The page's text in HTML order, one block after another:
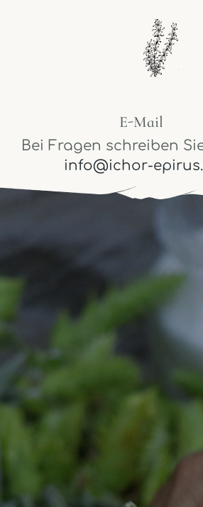
E-Mail
Bei Fragen schreiben
info@ichor-